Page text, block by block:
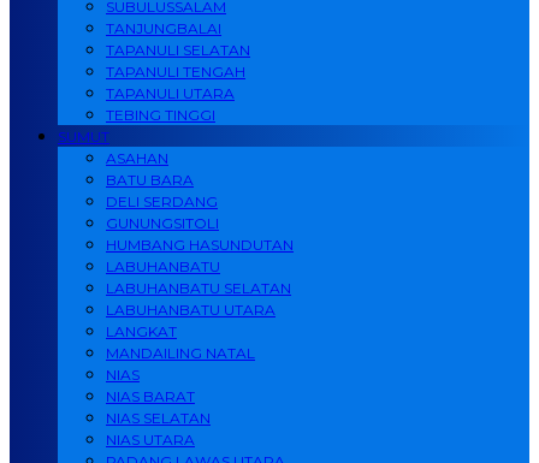
SUBULUSSALAM
TANJUNGBALAI
TAPANULI SELATAN
TAPANULI TENGAH
TAPANULI UTARA
TEBING TINGGI
SUMUT
ASAHAN
BATU BARA
DELI SERDANG
GUNUNGSITOLI
HUMBANG HASUNDUTAN
LABUHANBATU
LABUHANBATU SELATAN
LABUHANBATU UTARA
LANGKAT
MANDAILING NATAL
NIAS
NIAS BARAT
NIAS SELATAN
NIAS UTARA